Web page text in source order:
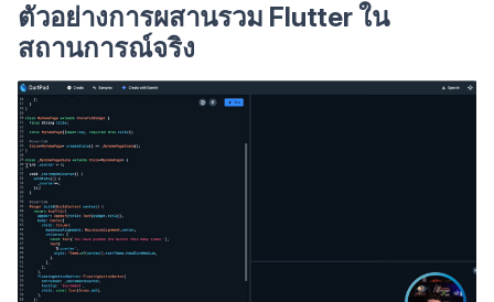
ตัวอย่างการผสานรวม Flutter ใน
สถานการณ์จริง